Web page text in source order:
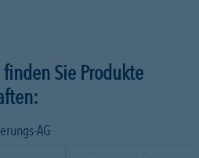
Sie Produkte
AG